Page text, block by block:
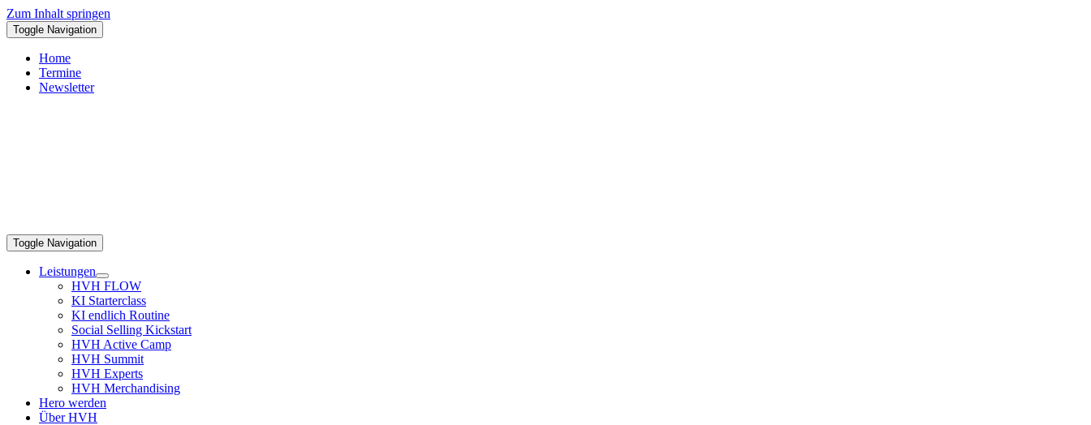
Zum Inhalt springen
Toggle Navigation
Home
Termine
Newsletter
Toggle Navigation
Leistungen
HVH FLOW
KI Starterclass
KI endlich Routine
Social Selling Kickstart
HVH Active Camp
HVH Summit
HVH Experts
HVH Merchandising
Hero werden
Über HVH